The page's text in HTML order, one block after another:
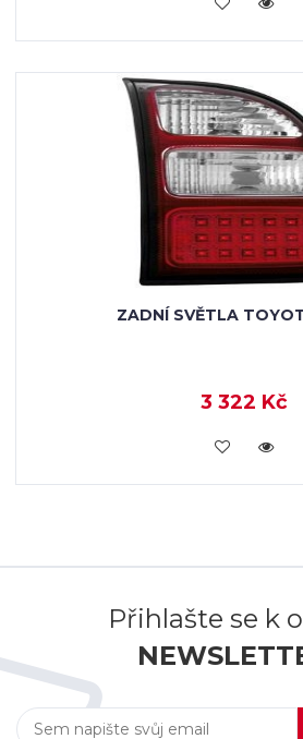
ZADNÍ SVĚTLA
3 322 Kč
KOUPIT
Přihlašte se k